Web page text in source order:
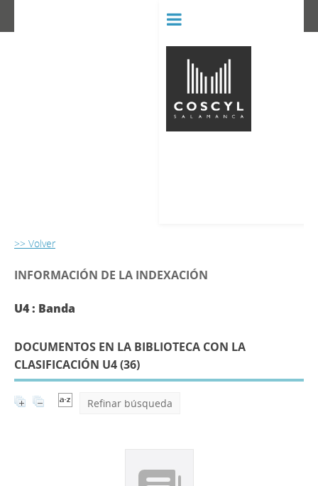
>> Volver
INFORMACIÓN DE LA INDEXACIÓN
U4 : Banda
DOCUMENTOS EN LA BIBLIOTECA CON LA
CLASIFICACIÓN U4 (36)
Refinar búsqueda